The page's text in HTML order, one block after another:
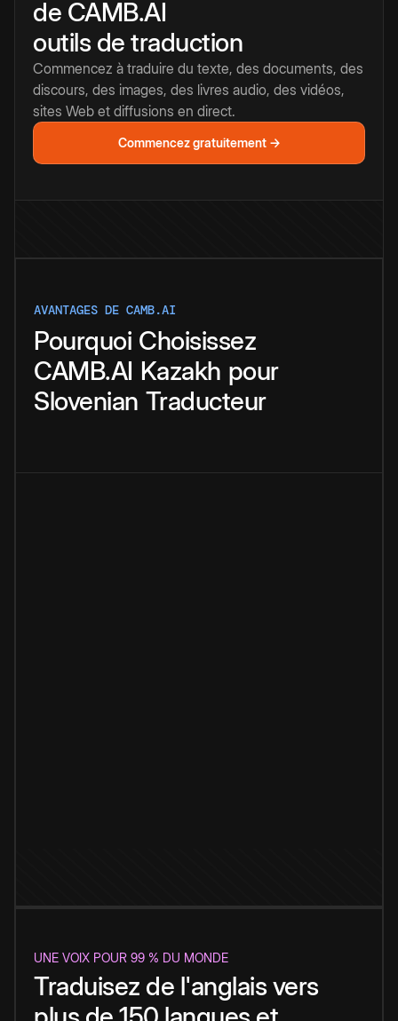
de CAMB.AI
outils de traduction
Commencez à traduire du texte, des documents, des
discours, des images, des livres audio, des vidéos,
sites Web et diffusions en direct.
Commencez gratuitement →
AVANTAGES DE CAMB.AI
Pourquoi Choisissez
CAMB.AI Kazakh pour
Slovenian Traducteur
UNE VOIX POUR 99 % DU MONDE
Traduisez de l'anglais vers